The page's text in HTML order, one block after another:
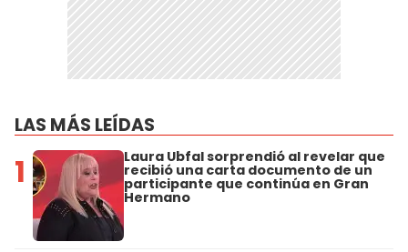
LAS MÁS LEÍDAS
1 Laura Ubfal sorprendió al revelar que
recibió una carta documento de un
participante que continúa en Gran
Hermano